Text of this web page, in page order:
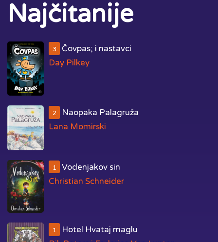
Najčitanije
3
Čovpas; i nastavci
Day Pilkey
2
Naopaka Palagruža
Lana Momirski
1
Vodenjakov sin
Christian Schneider
1
Hotel Hvataj maglu